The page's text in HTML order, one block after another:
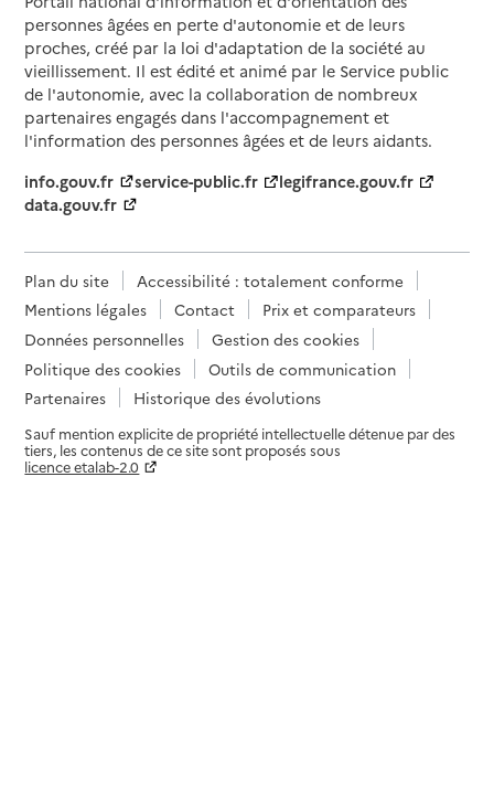
personnes âgées en perte d'autonomie et de leurs
proches, créé par la loi d'adaptation de la société au
vieillissement. Il est édité et animé par le Service public
de l'autonomie, avec la collaboration de nombreux
partenaires engagés dans l'accompagnement et
l'information des personnes âgées et de leurs aidants.
info.gouv.fr
service-public.fr
legifrance.gouv.fr
data.gouv.fr
Plan du site
Accessibilité : totalement conforme
Mentions légales
Contact
Prix et comparateurs
Données personnelles
Gestion des cookies
Politique des cookies
Outils de communication
Partenaires
Historique des évolutions
Sauf mention explicite de propriété intellectuelle détenue par des
tiers, les contenus de ce site sont proposés sous
licence etalab-2.0